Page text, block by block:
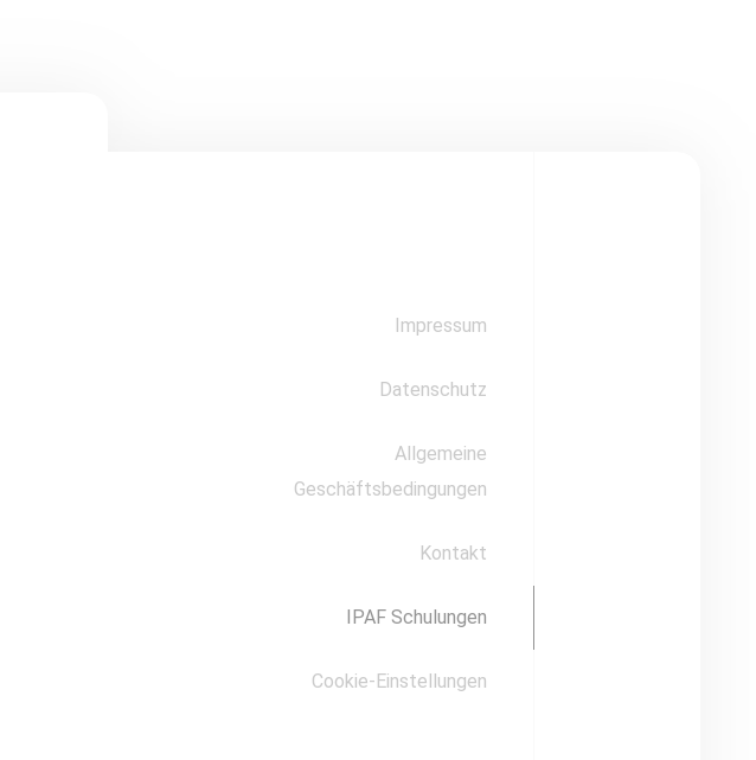
Impressum
Datenschutz
Allgemeine
Geschäftsbedingungen
Kontakt
IPAF Schulungen
Cookie-Einstellungen